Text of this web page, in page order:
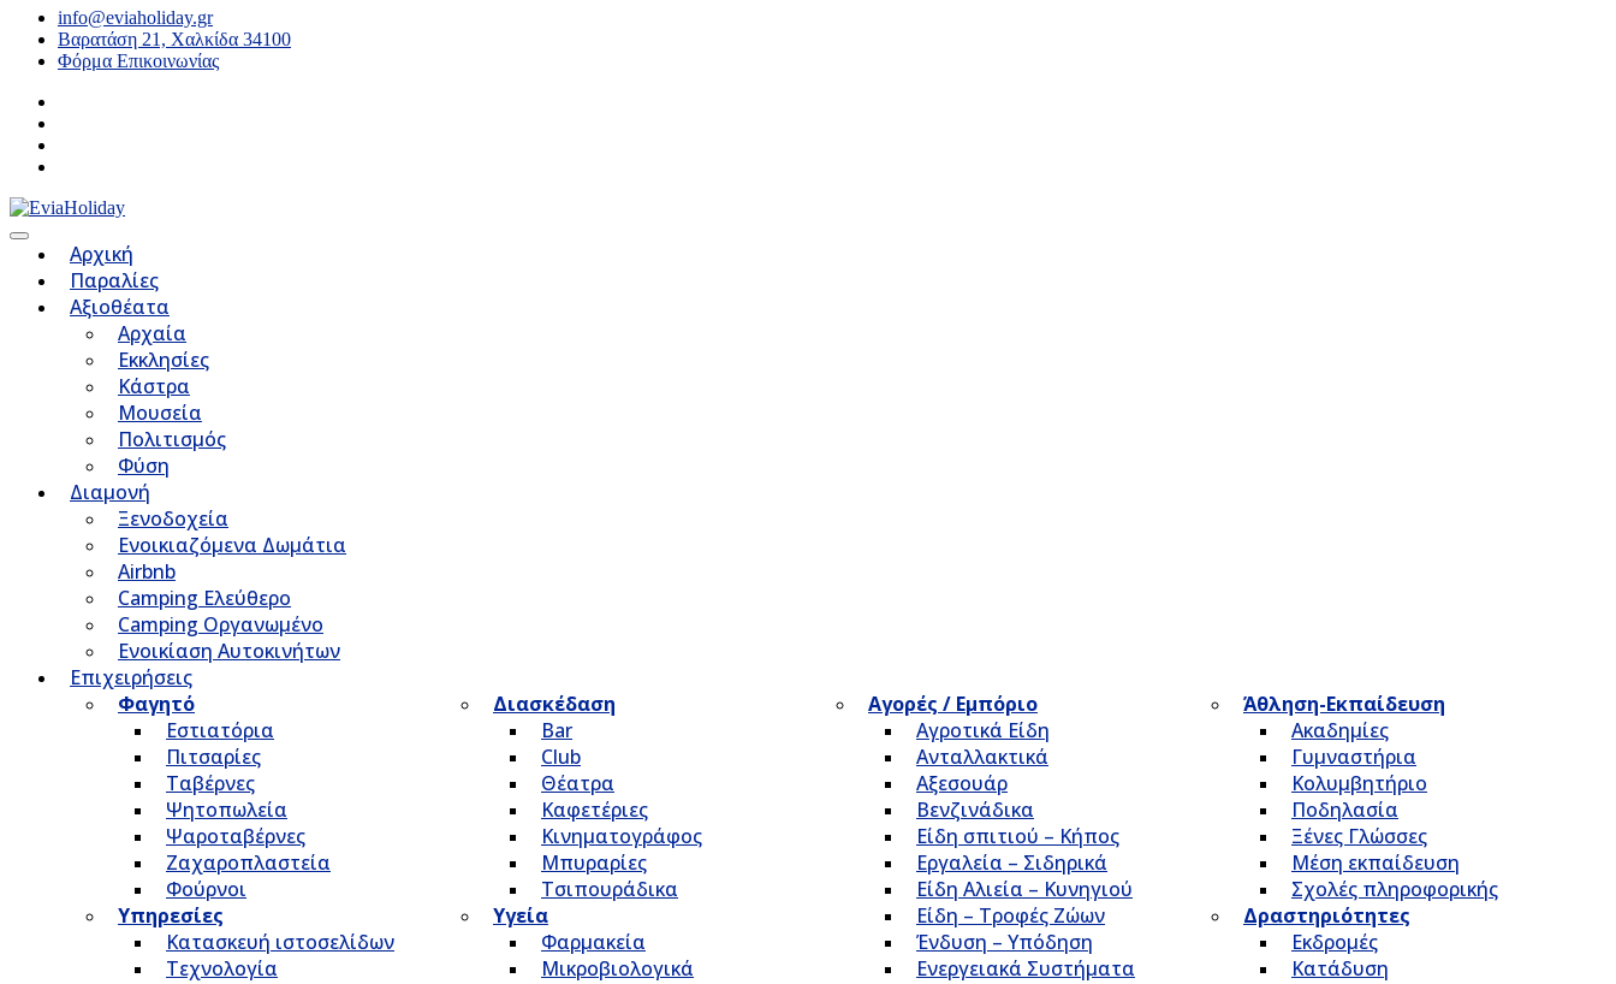
info@eviaholiday.gr
Βαρατάση 21, Χαλκίδα 34100
Φόρμα Επικοινωνίας
Αρχική
Παραλίες
Αξιοθέατα
Αρχαία
Εκκλησίες
Κάστρα
Μουσεία
Πολιτισμός
Φύση
Διαμονή
Ξενοδοχεία
Ενοικιαζόμενα Δωμάτια
Airbnb
Camping Ελεύθερο
Camping Οργανωμένο
Ενοικίαση Αυτοκινήτων
Επιχειρήσεις
Αγορές / Εμπόριο
Αγροτικά Είδη
Ανταλλακτικά
Αξεσουάρ
Βενζινάδικα
Είδη σπιτιού – Κήπος
Εργαλεία – Σιδηρικά
Είδη Αλιεία – Κυνηγιού
Είδη – Τροφές Ζώων
Ένδυση – Υπόδηση
Ενεργειακά Συστήματα
Φαγητό
Εστιατόρια
Πιτσαρίες
Ταβέρνες
Ψητοπωλεία
Ψαροταβέρνες
Ζαχαροπλαστεία
Φούρνοι
Διασκέδαση
Bar
Club
Θέατρα
Καφετέριες
Κινηματογράφος
Μπυραρίες
Τσιπουράδικα
Άθληση-Εκπαίδευση
Ακαδημίες
Γυμναστήρια
Κολυμβητήριο
Ποδηλασία
Ξένες Γλώσσες
Μέση εκπαίδευση
Σχολές πληροφορικής
Υπηρεσίες
Κατασκευή ιστοσελίδων
Τεχνολογία
Υγεία
Φαρμακεία
Μικροβιολογικά
Δραστηριότητες
Εκδρομές
Κατάδυση